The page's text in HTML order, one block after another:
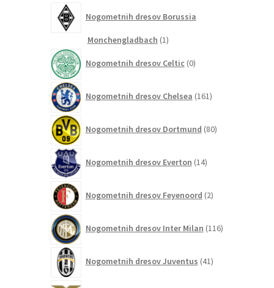
Nogometnih dresov Borussia
Monchengladbach 11
Nogometnih dresov Celtic 0izdelkov
Nogometnih dresov Chelsea 161izdelkov
Nogometnih dresov Dortmund 80izdelkov
Nogometnih dresov Everton 14izdelkov
Nogometnih dresov Feyenoord 2izdelka
Nogometnih dresov Inter Milan 116izdelkov
Nogometnih dresov Juventus 41izdelkov